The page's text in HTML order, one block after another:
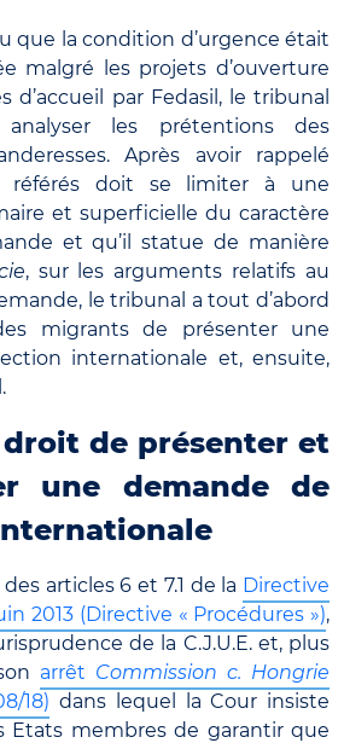
que la condition d’urgence était
malgré les projets d’ouverture
d’accueil par Fedasil, le tribunal
les prétentions des
Après avoir rappelé
doit se limiter à une
et superficielle du caractère
et qu’il statue de manière
, sur les arguments relatifs au
le tribunal a tout d’abord
migrants de présenter une
internationale et, ensuite,
de présenter et
une demande de
articles 6 et 7.1 de la Directive
2013 (Directive « Procédures »),
de la C.J.U.E. et, plus
arrêt Commission c. Hongrie
18) dans lequel la Cour insiste
Etats membres de garantir que